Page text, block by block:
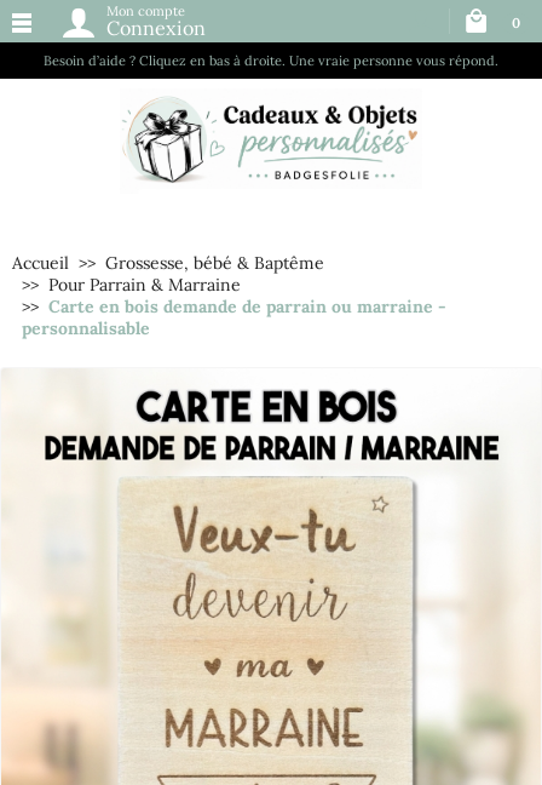
Besoin d’aide ? Cliquez en bas à droite. Une vraie personne vous répond.
Mon compte
Connexion 0
Accueil
Grossesse, bébé & Baptême
Pour Parrain & Marraine
Carte en bois demande de parrain ou marraine -
personnalisable